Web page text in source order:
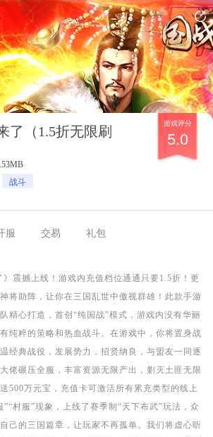
了（1.5折无限刷
战斗
游戏评分
5.0
服 交易 礼包
震撼上线！游戏内充值档位通通只要1.5折！更
将助阵，让你在三国乱世中傲视群雄！此款手游
精心打造，首创“纯国战”模式，游戏内没有华丽
纯粹的策略和热血战斗。在游戏中，你将置身战
经典战役，发展势力，招贤纳良，与盟友一同逐
佬碾压全服，丰富资源无限产出，剿灭土匪无限
500万元宝，充值卡可激活所有累充类型的线上
村服”现象，上线了赛季制“天下布武”玩法，众
己的三国篇章，让玩家不再孤单。我们将虚心听